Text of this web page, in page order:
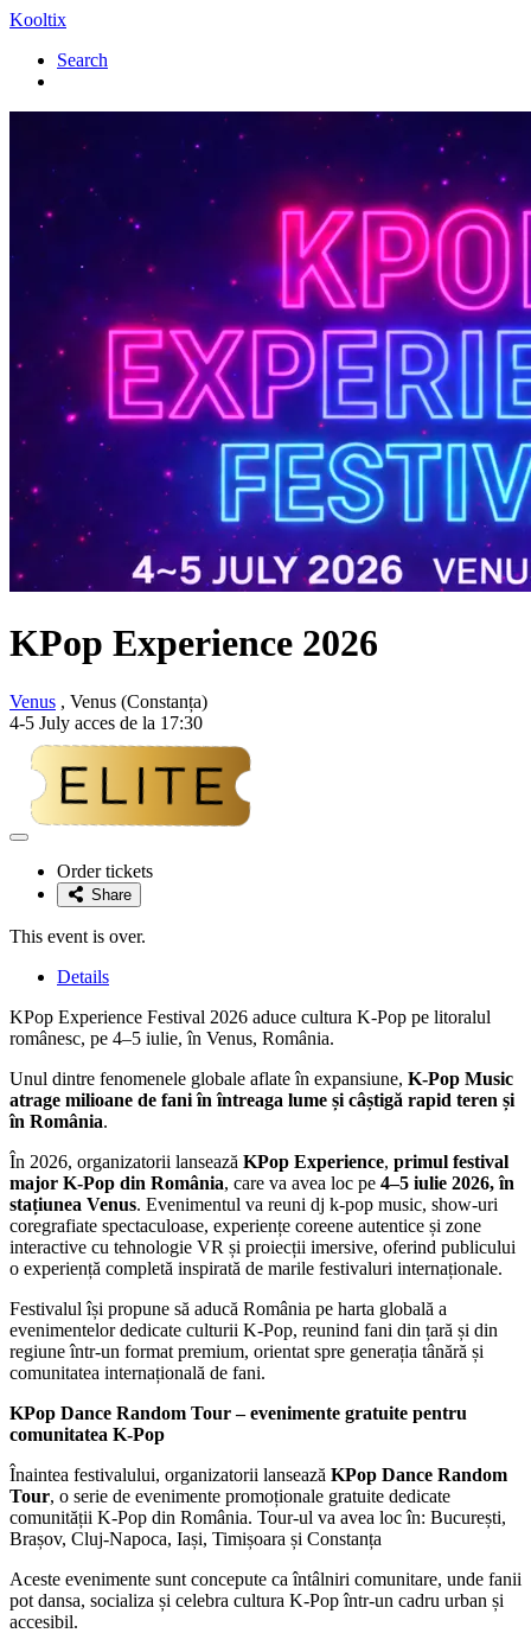
Kooltix
Search
KPop Experience 2026
Venus , Venus (Constanța)
4-5 July acces de la 17:30
Adaugă
favoriteOrder tickets
Share
This event is over.
Details
KPop Experience Festival 2026 aduce cultura K-Pop pe litoralul
românesc, pe 4–5 iulie, în Venus, România.
Unul dintre fenomenele globale aflate în expansiune, K-Pop Music
atrage milioane de fani în întreaga lume și câștigă rapid teren și
în România.
În 2026, organizatorii lansează KPop Experience, primul festival
major K-Pop din România, care va avea loc pe 4–5 iulie 2026, în
stațiunea Venus. Evenimentul va reuni dj k-pop music, show-uri
coregrafiate spectaculoase, experiențe coreene autentice și zone
interactive cu tehnologie VR și proiecții imersive, oferind publicului
o experiență completă inspirată de marile festivaluri internaționale.
Festivalul își propune să aducă România pe harta globală a
evenimentelor dedicate culturii K-Pop, reunind fani din țară și din
regiune într-un format premium, orientat spre generația tânără și
comunitatea internațională de fani.
KPop Dance Random Tour – evenimente gratuite pentru
comunitatea K-Pop
Înaintea festivalului, organizatorii lansează KPop Dance Random
Tour, o serie de evenimente promoționale gratuite dedicate
comunității K-Pop din România. Tour-ul va avea loc în: București,
Brașov, Cluj-Napoca, Iași, Timișoara și Constanța
Aceste evenimente sunt concepute ca întâlniri comunitare, unde fanii
pot dansa, socializa și celebra cultura K-Pop într-un cadru urban și
accesibil.